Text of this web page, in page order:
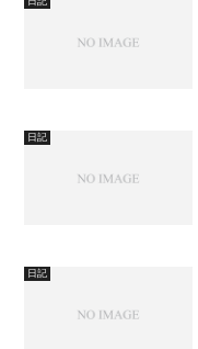
日記
日記